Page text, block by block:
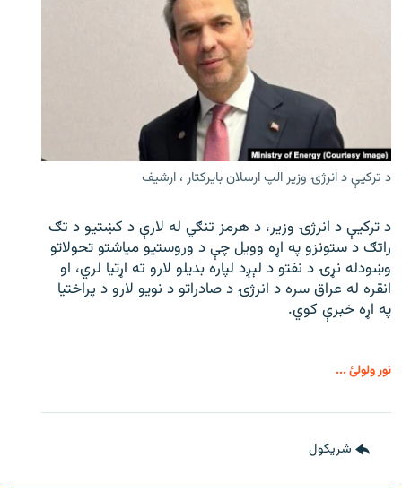
د ترکیې د انرژۍ وزیر الپ ارسلان بایرکتار ، ارشیف
د ترکیې د انرژۍ وزیر، د هرمز تنګي له لارې د کښتیو د تګ
راتګ د ستونزو په اړه وویل چې د وروستیو میاشتو تحولاتو
وښودله نړۍ د نفتو د لېږد لپاره بدیلو لارو ته اړتیا لري، او
انقره له عراق سره د انرژۍ د صادراتو د نویو لارو د پراختیا
په اړه خبرې کوي.
نور ولولئ ...
شريکول